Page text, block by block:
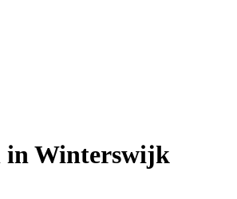
in Winterswijk